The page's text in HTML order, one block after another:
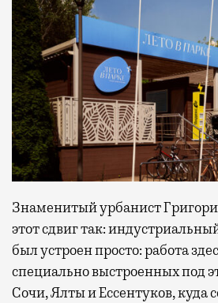
Знаменитый урбанист
этот сдвиг так:
был устроен просто: работа
специально выстроенных под
Сочи, Ялты и Ессентуков, куда